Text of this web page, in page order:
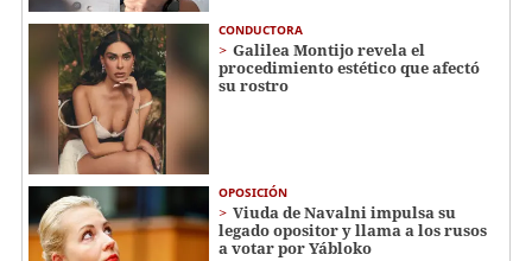
CONDUCTORA
Galilea Montijo revela el
procedimiento estético que afectó
su rostro
OPOSICIÓN
Viuda de Navalni impulsa su
legado opositor y llama a los rusos
a votar por Yábloko